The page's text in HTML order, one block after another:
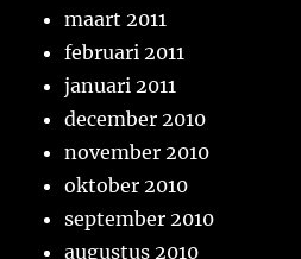
maart 2011
februari 2011
januari 2011
december 2010
november 2010
oktober 2010
september 2010
augustus 2010